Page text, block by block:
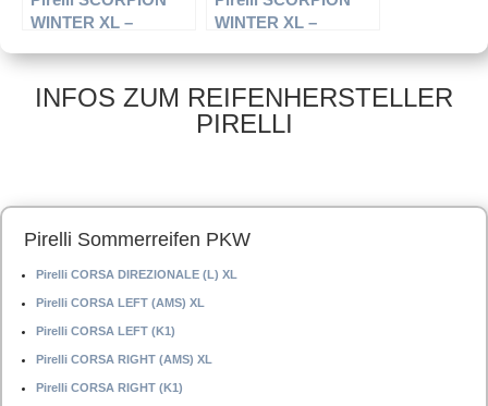
WINTER XL –
295/35 R21 107 V –
Winterreifen
WINTER XL –
235/55 R19 105 H –
Winterreifen
INFOS ZUM REIFENHERSTELLER
PIRELLI
Pirelli Sommerreifen PKW
Pirelli CORSA DIREZIONALE (L) XL
Pirelli CORSA LEFT (AMS) XL
Pirelli CORSA LEFT (K1)
Pirelli CORSA RIGHT (AMS) XL
Pirelli CORSA RIGHT (K1)